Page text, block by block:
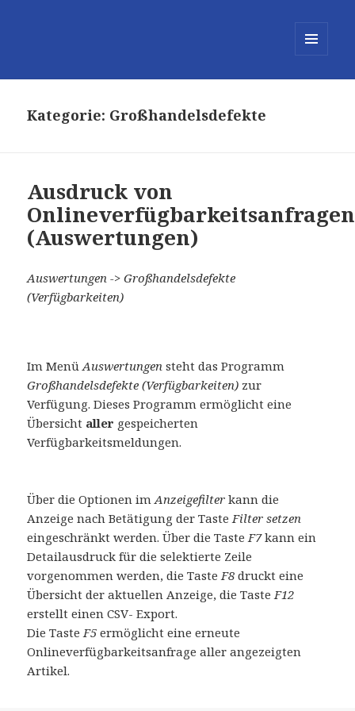
Kategorie: Großhandelsdefekte
Ausdruck von
Onlineverfügbarkeitsanfragen
(Auswertungen)
Auswertungen -> Großhandelsdefekte
(Verfügbarkeiten)
Im MenüAuswertungensteht das Programm
Großhandelsdefekte (Verfügbarkeiten) zur
Verfügung. Dieses Programm ermöglicht eine
Übersicht aller gespeicherten
Verfügbarkeitsmeldungen.
Über die Optionen imAnzeigefilter kann die
Anzeige nach Betätigung der TasteFilter setzen
eingeschränkt werden. Über die TasteF7kann ein
Detailausdruck für die selektierte Zeile
vorgenommen werden, die TasteF8 druckt eine
Übersicht der aktuellen Anzeige, die TasteF12
erstellt einen CSV- Export.
Die TasteF5 ermöglicht eine erneute
Onlineverfügbarkeitsanfrage aller angezeigten
Artikel.